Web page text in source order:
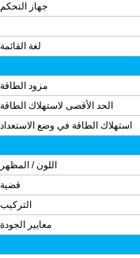
جهاز التحكم
لغة القائمة
مزود الطاقة
الحد الأقصى لاستهلاك الطاقة
استهلاك الطاقة في وضع الاستعداد
اللون / المظهر
قضية
التركيب
معايير الجودة